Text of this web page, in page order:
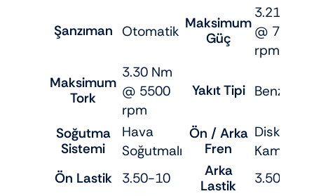
Şanzıman Otomatik Maksimum
Güç
3.21 HP
@ 7500
rpm
Maksimum
Tork
3.30 Nm
@ 5500
rpm
Yakıt Tipi Benzin
Soğutma
Sistemi
Hava
Soğutmalı
Ön / Arka
Fren
Disk /
Kampana
Ön Lastik
3.50-10
Arka
Lastik
3.50-10